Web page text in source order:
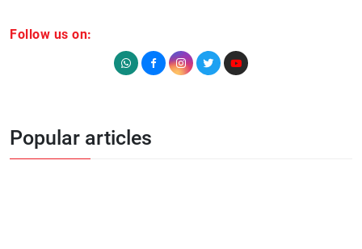
Follow us on:
Popular articles